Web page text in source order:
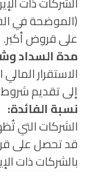
(الموضحة في
على قروض أكبر.
مدة السداد
الاستقرار
إلى تقديم
نسبة الفائدة:
الشركات التي
قد تحصل على
بالشركات ذات